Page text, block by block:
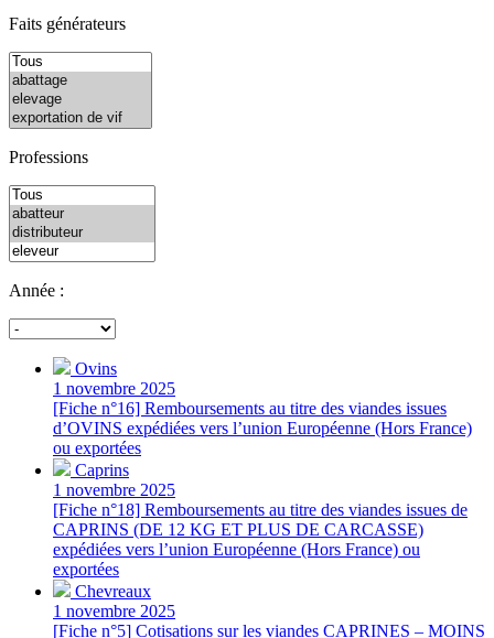
Faits générateurs
Professions
Année :
Ovins
1 novembre 2025
[Fiche n°16] Remboursements au titre des viandes issues
d’OVINS expédiées vers l’union Européenne (Hors France)
ou exportées
Caprins
1 novembre 2025
[Fiche n°18] Remboursements au titre des viandes issues de
CAPRINS (DE 12 KG ET PLUS DE CARCASSE)
expédiées vers l’union Européenne (Hors France) ou
exportées
Chevreaux
1 novembre 2025
[Fiche n°5] Cotisations sur les viandes CAPRINES – MOINS